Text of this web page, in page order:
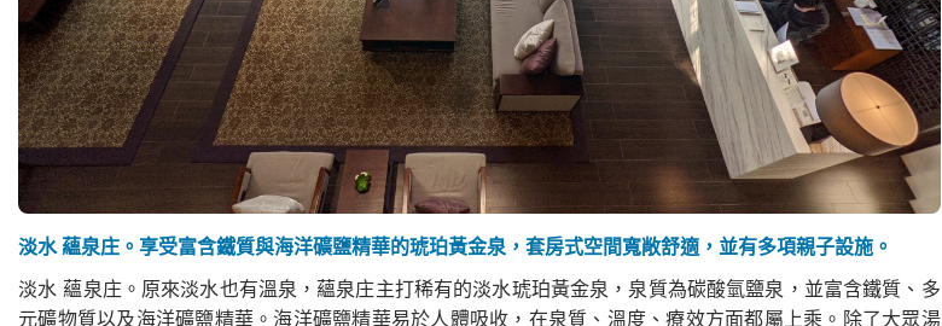
淡水 蘊泉庄。享受富含鐵質與海洋礦鹽精華的琥珀黃金泉，套房式空間寬敞舒適，並有多項親子設施。
淡水 蘊泉庄。原來淡水也有溫泉，蘊泉庄主打稀有的淡水琥珀黃金泉，泉質為碳酸氫鹽泉，並富含鐵質、多
元礦物質以及海洋礦鹽精華。海洋礦鹽精華易於人體吸收，在泉質、溫度、療效方面都屬上乘。除了大眾湯